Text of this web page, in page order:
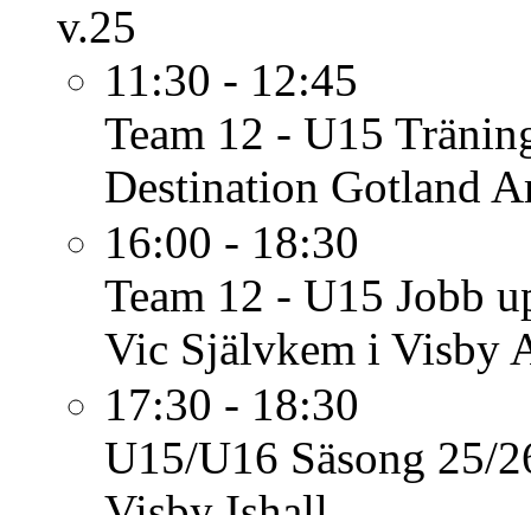
v.25
11:30 - 12:45
Team 12 - U15
Destination Gotland
16:00 - 18:30
Team 12 - U15 Jobb
Vic Självkem i Visby
17:30 - 18:30
U15/U16 Säsong 25/